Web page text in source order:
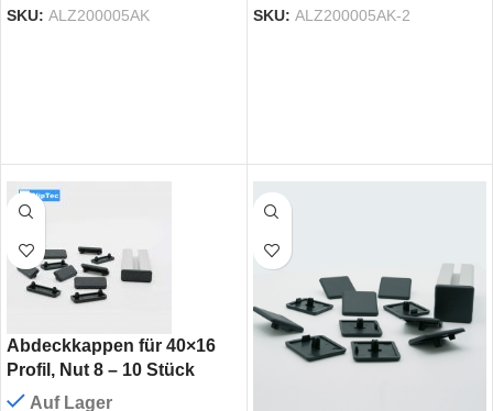
SKU: ALZ200005AK SKU: ALZ200005AK-2
Abdeckkappen für 40×16
Profil, Nut 8 – 10 Stück
Auf Lager